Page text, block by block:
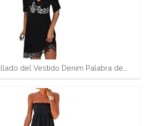
del Vestido Denim Palabra de…